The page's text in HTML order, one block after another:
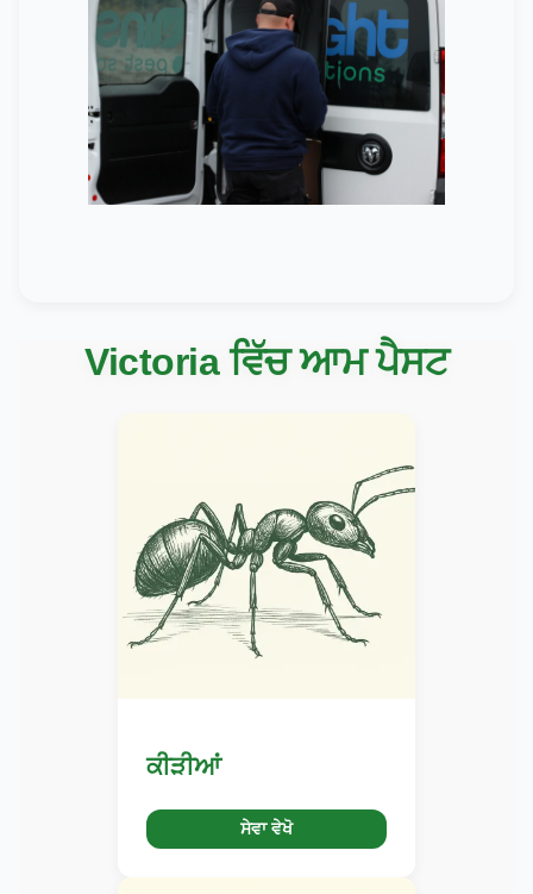
Victoria ਵਿੱਚ ਆਮ ਪੈਸਟ
ਕੀੜੀਆਂ
ਸੇਵਾ ਵੇਖੋ